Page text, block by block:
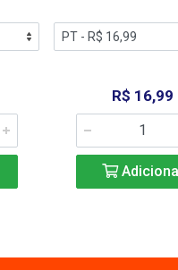
R$ 16,99